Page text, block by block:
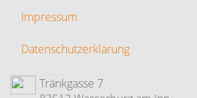
Impressum
Datenschutzerklärung
Tränkgasse 7